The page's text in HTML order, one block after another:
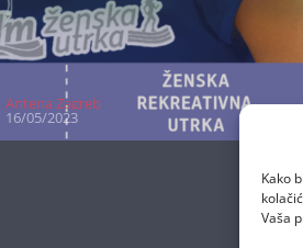
Kako
Vaša
Antena Zagreb
16/05/2023